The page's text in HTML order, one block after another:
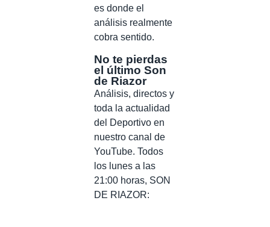
es donde el
análisis realmente
cobra sentido.
No te pierdas
el último Son
de Riazor
Análisis, directos y
toda la actualidad
del Deportivo en
nuestro canal de
YouTube. Todos
los lunes a las
21:00 horas, SON
DE RIAZOR: